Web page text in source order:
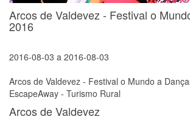
Arcos de Valdevez - Festival o
2016
2016-08-03 a 2016-08-03
Arcos de Valdevez - Festival o Mundo a
EscapeAway - Turismo Rural
Arcos de Valdevez